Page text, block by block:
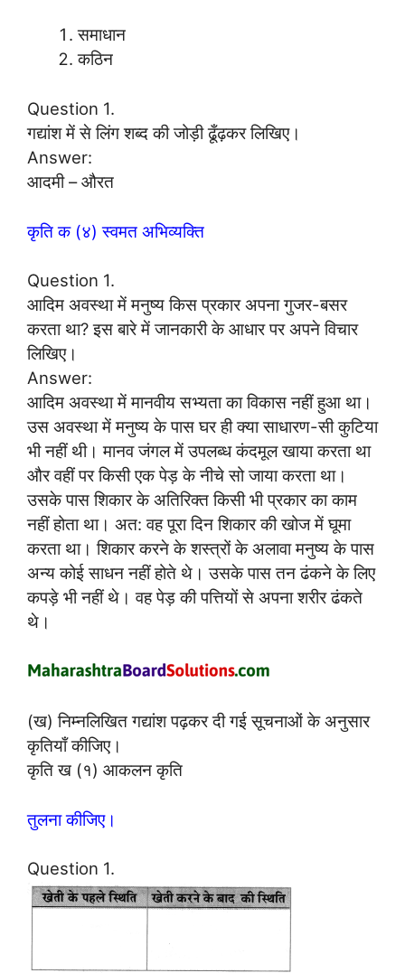
समाधान
कठिन
Question 1.
गद्यांश में से लिंग शब्द की जोड़ी ढूँढ़कर लिखिए।
Answer:
आदमी – औरत
कृति क (४) स्वमत अभिव्यक्ति
Question 1.
आदिम अवस्था में मनुष्य किस प्रकार अपना गुजर-बसर
करता था? इस बारे में जानकारी के आधार पर अपने विचार
लिखिए।
Answer:
आदिम अवस्था में मानवीय सभ्यता का विकास नहीं हुआ था।
उस अवस्था में मनुष्य के पास घर ही क्या साधारण-सी कुटिया
भी नहीं थी। मानव जंगल में उपलब्ध कंदमूल खाया करता था
और वहीं पर किसी एक पेड़ के नीचे सो जाया करता था।
उसके पास शिकार के अतिरिक्त किसी भी प्रकार का काम
नहीं होता था। अत: वह पूरा दिन शिकार की खोज में घूमा
करता था। शिकार करने के शस्त्रों के अलावा मनुष्य के पास
अन्य कोई साधन नहीं होते थे। उसके पास तन ढंकने के लिए
कपड़े भी नहीं थे। वह पेड़ की पत्तियों से अपना शरीर ढंकते
थे।
(ख) निम्नलिखित गद्यांश पढ़कर दी गई सूचनाओं के अनुसार
कृतियाँ कीजिए।
कृति ख (१) आकलन कृति
तुलना कीजिए।
Question 1.